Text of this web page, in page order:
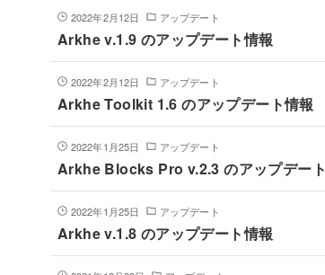
2022年2月12日 アップデート
Arkhe v.1.9 のアップデート情報
2022年2月12日 アップデート
Arkhe Toolkit 1.6 のアップデート情報
2022年1月25日 アップデート
Arkhe Blocks Pro v.2.3 のアップデー
2022年1月25日 アップデート
Arkhe v.1.8 のアップデート情報